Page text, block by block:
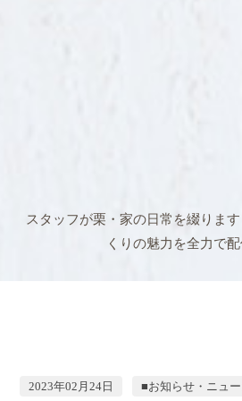
スタッフが栗・家の日常を綴ります
くりの魅力を全力で配
2023年02月24日 ■お知らせ・ニュー